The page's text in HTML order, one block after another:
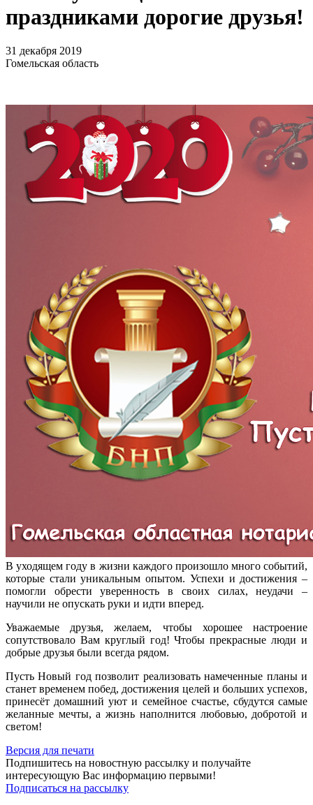
праздниками дорогие друзья!
31 декабря 2019
Гомельская область
В уходящем году в жизни каждого произошло много событий,
которые стали уникальным опытом. Успехи и достижения –
помогли обрести уверенность в своих силах, неудачи –
научили не опускать руки и идти вперед.
Уважаемые друзья, желаем, чтобы хорошее настроение
сопутствовало Вам круглый год! Чтобы прекрасные люди и
добрые друзья были всегда рядом.
Пусть Новый год позволит реализовать намеченные планы и
станет временем побед, достижения целей и больших успехов,
принесёт домашний уют и семейное счастье, сбудутся самые
желанные мечты, а жизнь наполнится любовью, добротой и
светом!
Версия для печати
Подпишитесь на новостную рассылку и получайте
интересующую Вас информацию первыми!
Подписаться на рассылку